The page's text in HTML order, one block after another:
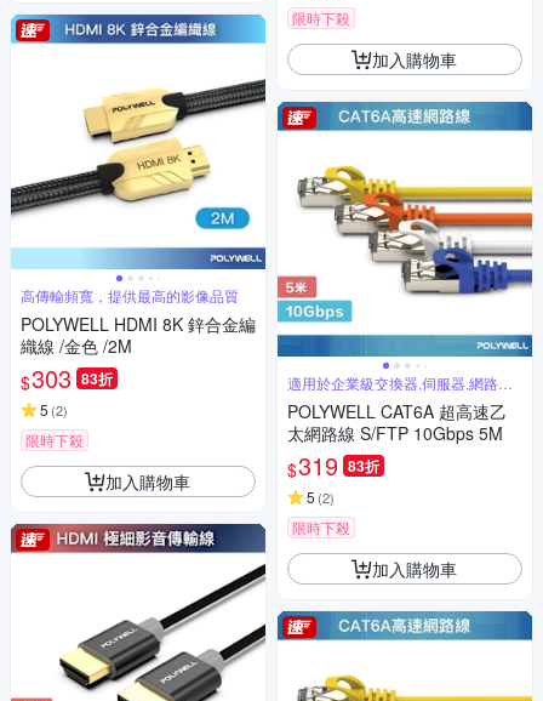
高傳輸頻寬，提供最高的影像品質
POLYWELL HDMI 8K 鋅合金編
織線 /金色 /2M
$303 83折
5 (2)
限時下殺
加入購物車
限時下殺
加入購物車
適用於企業級交換器,伺服器,網路佈
線
POLYWELL CAT6A 超高速乙
太網路線 S/FTP 10Gbps 5M
$319 83折
5 (2)
限時下殺
加入購物車